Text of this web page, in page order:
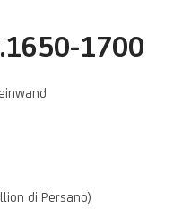
1700
di Persano)